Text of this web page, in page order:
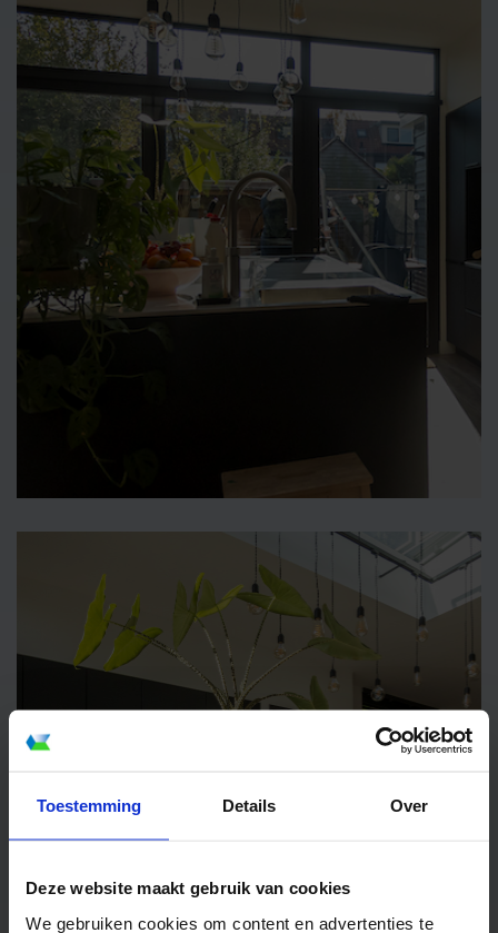
Toestemming Details Over
Deze website maakt gebruik van cookies
We gebruiken cookies om content en advertenties te